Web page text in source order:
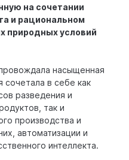
на сочетании
и рациональном
природных условий
насыщенная
сочетала в себе как
разведения и
так и
производства и
автоматизации и
интеллекта.